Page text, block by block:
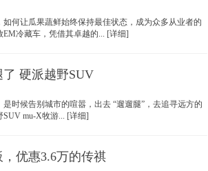
让瓜果蔬鲜始终保持最佳状态，成为众多从业者的
冷藏车，凭借其卓越的... [详细]
硬派越野SUV
候告别城市的喧嚣，出去 “遛遛腿”，去追寻远方的
mu-X牧游... [详细]
优惠3.6万的传祺